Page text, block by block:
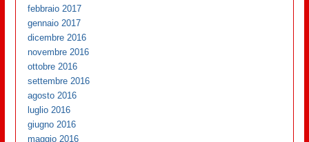
febbraio 2017
gennaio 2017
dicembre 2016
novembre 2016
ottobre 2016
settembre 2016
agosto 2016
luglio 2016
giugno 2016
maggio 2016